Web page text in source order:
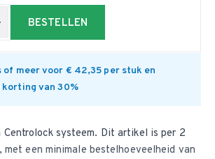
BESTELLEN
of meer voor € 42,35 per stuk en
korting van 30%
Centrolock systeem. Dit artikel is per 2
een minimale bestelhoeveelheid van